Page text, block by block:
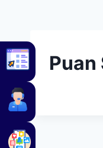
Puan